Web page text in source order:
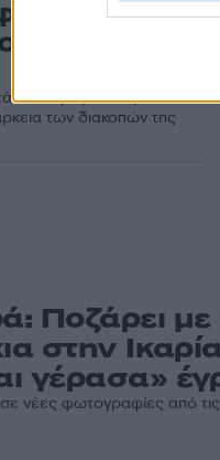
σε
και
επαφή με τους
των διακοπών της
Ποζάρει με
στην
γέρασα»
νέες φωτογραφίες από τις